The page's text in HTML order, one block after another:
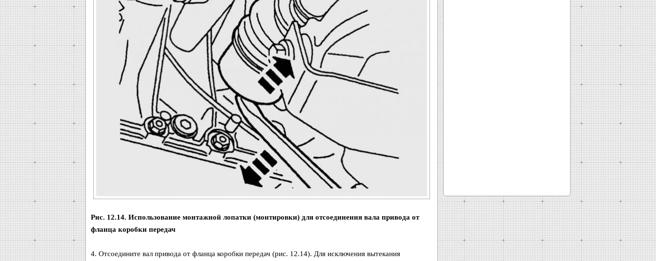
Рис. 12.14. Использование монтажной лопатки (монтировки) для отсоединения вала привода от
фланца коробки передач
4. Отсоедините вал привода от фланца коробки передач (рис. 12.14). Для исключения вытекания